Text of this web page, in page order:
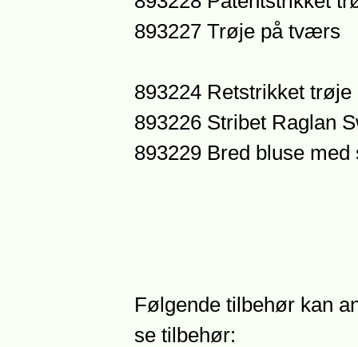
893227 Trøje på tværs
893224 Retstrikket trøje
893226 Stribet Raglan
893229 Bred bluse med
Følgende tilbehør kan
se tilbehør: